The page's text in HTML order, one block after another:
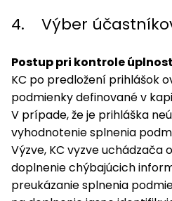
4. Výber
Postup pri kontrole
KC po predložení prihlášok
podmienky definované v
V prípade, že je prihláška
vyhodnotenie splnenia
Výzve, KC vyzve uchádzača
doplnenie chýbajúcich
preukázanie splnenia